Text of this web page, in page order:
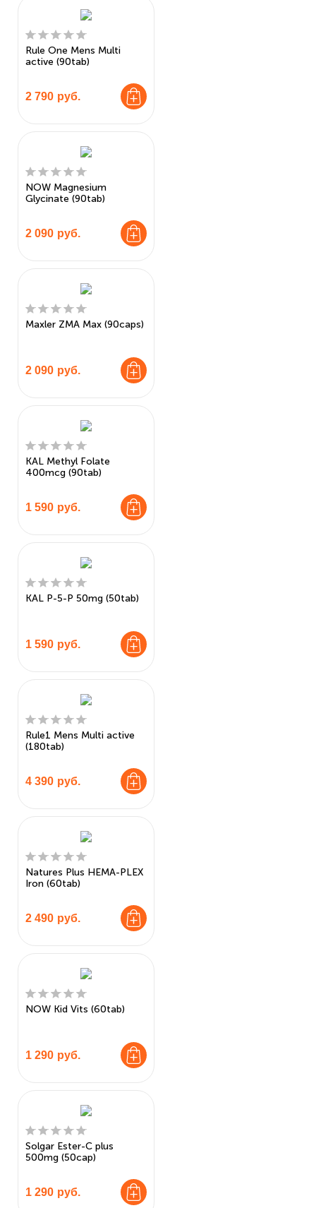
Rule One Mens Multi
active (90tab)
2 790 руб.
NOW Magnesium
Glycinate (90tab)
2 090 руб.
Maxler ZMA Max (90caps)
2 090 руб.
KAL Methyl Folate
400mcg (90tab)
1 590 руб.
KAL P-5-P 50mg (50tab)
1 590 руб.
Rule1 Mens Multi active
(180tab)
4 390 руб.
Natures Plus HEMA-PLEX
Iron (60tab)
2 490 руб.
NOW Kid Vits (60tab)
1 290 руб.
Solgar Ester-C plus
500mg (50cap)
1 290 руб.